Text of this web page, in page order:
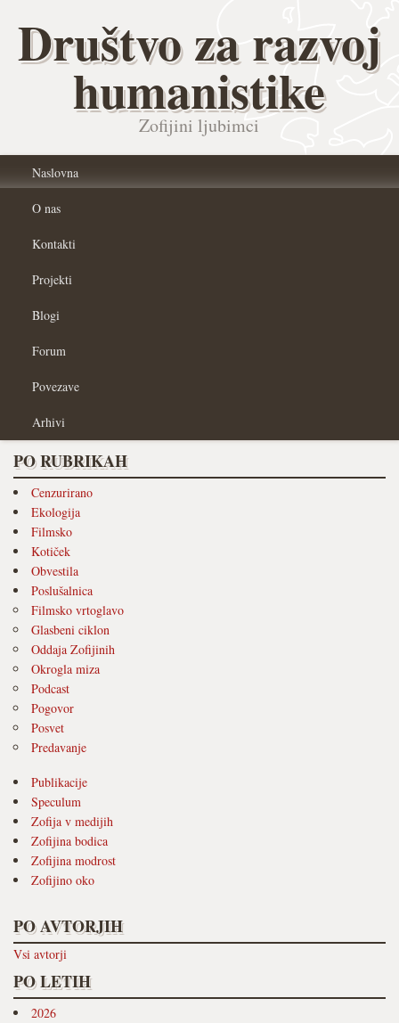
Društvo za razvoj
humanistike
Zofijini ljubimci
Naslovna
O nas
Kontakti
Projekti
Blogi
Forum
Povezave
Arhivi
PO RUBRIKAH
Cenzurirano
Ekologija
Filmsko
Kotiček
Obvestila
Poslušalnica
Filmsko vrtoglavo
Glasbeni ciklon
Oddaja Zofijinih
Okrogla miza
Podcast
Pogovor
Posvet
Predavanje
Publikacije
Speculum
Zofija v medijih
Zofijina bodica
Zofijina modrost
Zofijino oko
PO AVTORJIH
Vsi avtorji
PO LETIH
2026